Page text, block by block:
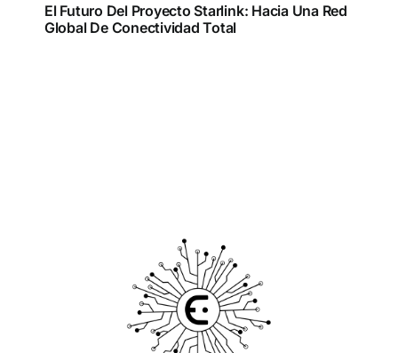
El Futuro Del Proyecto Starlink: Hacia Una Red
Global De Conectividad Total